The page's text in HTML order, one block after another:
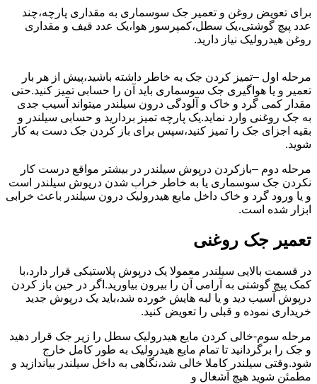
برای تعویض روغن و تعمیر جک سوسماری به مقداری پارچه،چند
عدد پیچ گوشتی،یک سطل،کمپرسور هوا،یک عدد قیف و مقداری
روغن هیدرولیک نیاز دارید.
مرحله اول –تمیز کردن جک به خاطر داشته باشید،پیش از هر بار
تعمیر و یا هواگیری جک سوسماری باید آن را حسابی تمیز کنید.حتی
مقدار کمی گرد و خاک و آلودگی درون سیلندر میتواند آسیب جدی
به جک روغنی وارد نماید.یک پارچه تمیز بردارید و حسابی سیلندر و
بقیه اجزای جک را تمیز کنید،سپس برای باز کردن جک دست به کار
شوید.
مرحله دوم –بازکردن درپوش سیلندر در بیشتر مواقع درست کار
نکردن جک سوسماری یا به خاطر خراب شدن درپوش سیلندر است
و یا ورود گرد و خاک داخل مایع هیدرولیک درون سیلندر باعث خرابی
ابزار شده است.
تعمیر جک روغنی
در قسمت بالایی سیلندر معمولا یک درپوش پلاستیکی قرار دارد،با
کمک پیچ گوشتی به آرامی آن را بیرون بیاورید.اگر در حین باز کردن
درپوش آسیب دید و یا لبه هایش خورده شد،باید یک درپوش جدید
خریداری نموده و قبلی را تعویض کنید.
مرحله سوم-خالی کردن مایع هیدرولیک سطل را زیر جک قرار دهید
و جک را برگردانید تا تمام مایع هیدرولیک به طور کامل خارج
شود.وقتی سیلندر کاملا خالی شد،نگاهی به داخل سیلندر بیاندازید و
مطمئن شوید هیچ آشغال و